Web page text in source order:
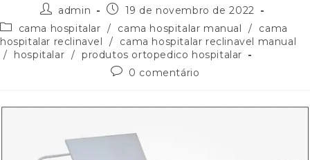
admin
19 de novembro de 2022
cama hospitalar / cama hospitalar manual /
cama
hospitalar reclinavel
/
cama hospitalar reclinavel manual
/
hospitalar / produtos ortopedico hospitalar
0 comentário